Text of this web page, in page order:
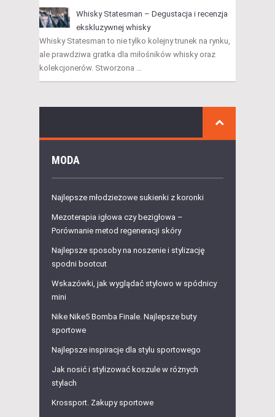
Whisky Statesman – Degustacja i recenzja
ekskluzywnej whisky
Whisky Statesman to nie tylko kolejny trunek na rynku,
ale prawdziwa gratka dla miłośników whisky oraz
kolekcjonerów. Stworzona …
MODA
Najlepsze młodzieżowe sukienki z koronki
Mezoterapia igłowa czy bezigłowa –
Porównanie metod regeneracji skóry
Najlepsze sposoby na noszenie i stylizację
spodni bootcut
Wskazówki, jak wyglądać stylowo w spódnicy
mini
Nike Nike5 Bomba Finale. Najlepsze buty
sportowe
Najlepsze inspiracje dla stylu sportowego
Jak nosić i stylizować koszule w różnych
stylach
Krossport. Zakupy sportowe